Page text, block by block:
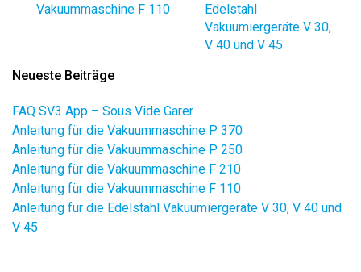
Vakuummaschine F 110
Edelstahl
Vakuumiergeräte V 30,
V 40 und V 45
Neueste Beiträge
FAQ SV3 App – Sous Vide Garer
Anleitung für die Vakuummaschine P 370
Anleitung für die Vakuummaschine P 250
Anleitung für die Vakuummaschine F 210
Anleitung für die Vakuummaschine F 110
Anleitung für die Edelstahl Vakuumiergeräte V 30, V 40 und
V 45